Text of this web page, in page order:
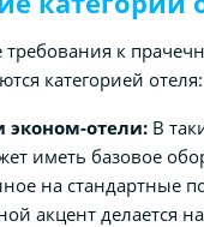
к
категорией отеля:
отели: В
иметь базовое
на стандартные
акцент делается